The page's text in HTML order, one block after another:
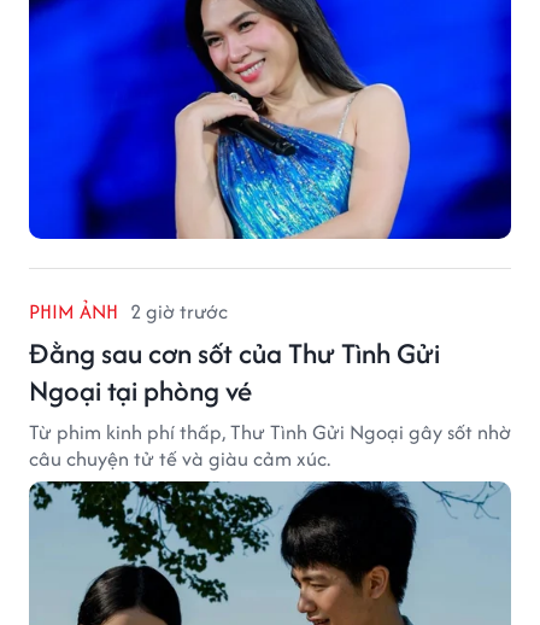
PHIM ẢNH 2 giờ trước
Đằng sau cơn sốt của Thư Tình Gửi
Ngoại tại phòng vé
Từ phim kinh phí thấp, Thư Tình Gửi Ngoại gây sốt nhờ
câu chuyện tử tế và giàu cảm xúc.